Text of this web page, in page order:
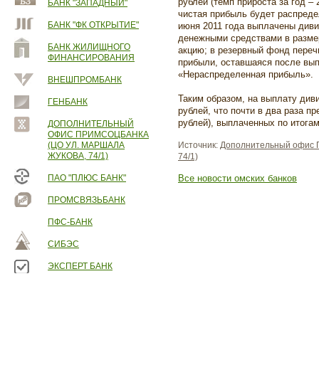
БАНК "ЗАПАДНЫЙ"
БАНК "ФК ОТКРЫТИЕ"
БАНК ЖИЛИЩНОГО
ФИНАНСИРОВАНИЯ
ВНЕШПРОМБАНК
ГЕНБАНК
ДОПОЛНИТЕЛЬНЫЙ
ОФИС ПРИМСОЦБАНКА
(ЦО УЛ. МАРШАЛА
ЖУКОВА, 74/1)
ПАО "ПЛЮС БАНК"
ПРОМСВЯЗЬБАНК
ПФС-БАНК
СИБЭС
ЭКСПЕРТ БАНК
чистая прибыль будет
июня 2011 года выплачены
денежными средствами в
акцию; в резервный фонд
прибыли, оставшаяся после
«Нераспределенная прибыль».
Таким образом, на выплату
рублей, что почти в два раза
рублей), выплаченных по
Источник: Дополнительный офис
74/1)
Все новости омских банков